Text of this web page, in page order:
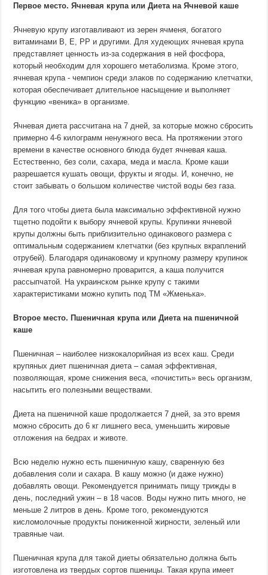
Первое место. Ячневая крупа или Диета на Ячневой каше
Ячневую крупу изготавливают из зерен ячменя, богатого
витаминами В, E, PP и другими. Для худеющих ячневая крупа
представляет ценность из-за содержания в ней фосфора,
который необходим для хорошего метаболизма. Кроме этого,
ячневая крупа - чемпион среди злаков по содержанию клетчатки,
которая обеспечивает длительное насыщение и выполняет
функцию «веника» в организме.
Ячневая диета рассчитана на 7 дней, за которые можно сбросить
примерно 4-6 килограмм ненужного веса. На протяжении этого
времени в качестве основного блюда будет ячневая каша.
Естественно, без соли, сахара, меда и масла. Кроме каши
разрешается кушать овощи, фрукты и ягоды. И, конечно, не
стоит забывать о большом количестве чистой воды без газа.
Для того чтобы диета была максимально эффективной нужно
тщетно подойти к выбору ячневой крупы. Крупинки ячневой
крупы должны быть приблизительно одинакового размера с
оптимальным содержанием клетчатки (без крупных вкраплений
отрубей). Благодаря одинаковому и крупному размеру крупинок
ячневая крупа равномерно проварится, а каша получится
рассыпчатой. На украинском рынке крупу с такими
характеристиками можно купить под ТМ «Жменька».
Второе место. Пшеничная крупа или Диета на пшеничной
каше
Пшеничная – наиболее низкокалорийная из всех каш. Среди
крупяных диет пшеничная диета – самая эффективная,
позволяющая, кроме снижения веса, «почистить» весь организм,
насытить его полезными веществами.
Диета на пшеничной каше продолжается 7 дней, за это время
можно сбросить до 6 кг лишнего веса, уменьшить жировые
отложения на бедрах и животе.
Всю неделю нужно есть пшеничную кашу, сваренную без
добавления соли и сахара. В кашу можно (и даже нужно)
добавлять овощи. Рекомендуется принимать пищу трижды в
день, последний ужин – в 18 часов. Воды нужно пить много, не
меньше 2 литров в день. Кроме того, рекомендуются
кисломолочные продукты пониженной жирности, зеленый или
травяные чаи.
Пшеничная крупа для такой диеты обязательно должна быть
изготовлена из твердых сортов пшеницы. Такая крупа имеет